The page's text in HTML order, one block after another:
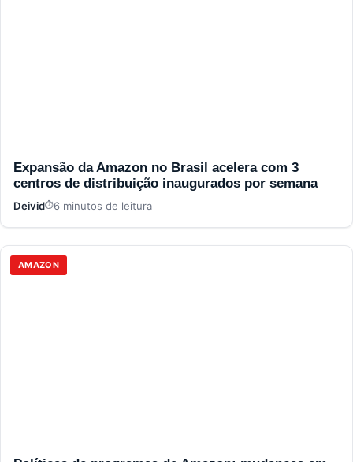
Expansão da Amazon no Brasil acelera com 3
centros de distribuição inaugurados por semana
Deivid 6 minutos de leitura
AMAZON